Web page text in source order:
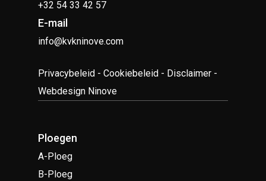
+32 54 33 42 57
E-mail
info@kvkninove.com
Privacybeleid -Cookiebeleid - Disclaimer -
Webdesign Ninove
Ploegen
A-Ploeg
B-Ploeg